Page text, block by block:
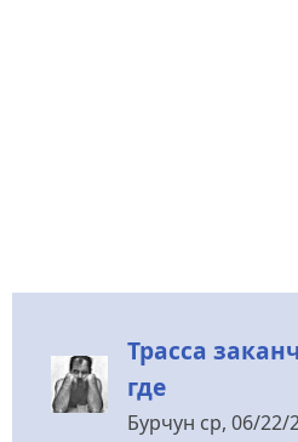
Трасса
где
Бурчун ср, 06/22/